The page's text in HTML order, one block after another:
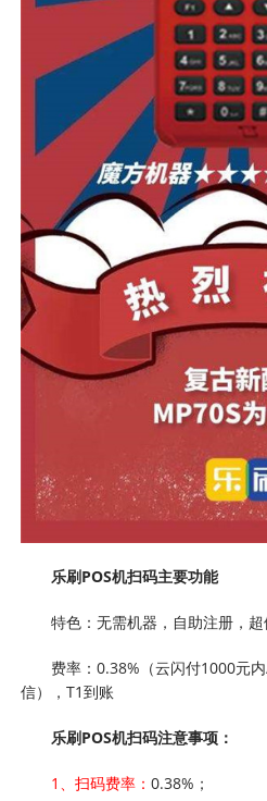
乐刷POS机扫码主要功能
特色：无需机器，自助注册，
费率：0.38%（云闪付1000元
信），T1到账
乐刷POS机扫码注意事项：
1、扫码费率：0.38%；